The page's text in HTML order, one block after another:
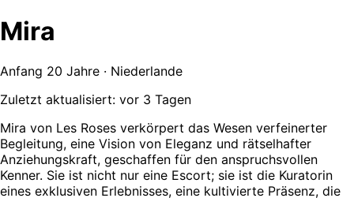
Mira
Anfang 20 Jahre · Niederlande
Zuletzt aktualisiert: vor 3 Tagen
Mira von Les Roses verkörpert das Wesen verfeinerter
Begleitung, eine Vision von Eleganz und rätselhafter
Anziehungskraft, geschaffen für den anspruchsvollen
Kenner. Sie ist nicht nur eine Escort; sie ist die Kuratorin
eines exklusiven Erlebnisses, eine kultivierte Präsenz, die